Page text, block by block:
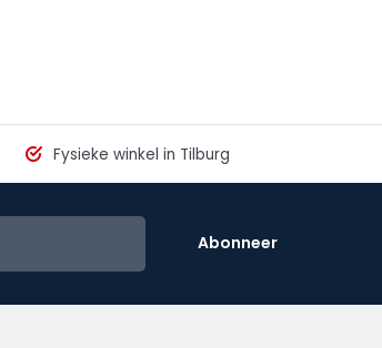
Fysieke winkel in Tilburg
Abonneer